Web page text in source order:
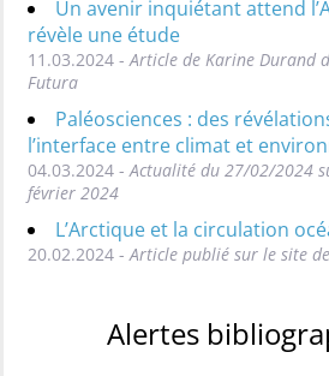
Un avenir inquiétant attend
révèle une étude
11.03.2024 - Article de Karine Durand
Futura
Paléosciences : des
l’interface entre climat et
04.03.2024 - Actualité du 27/02/2024
février 2024
L’Arctique et la circulation
20.02.2024 - Article publié sur le site
Alertes